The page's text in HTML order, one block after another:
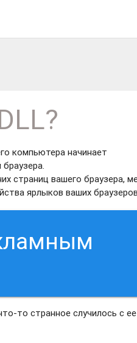
компьютера начинает
страниц вашего браузера,
ярлыков ваших
то странное случилось с ее